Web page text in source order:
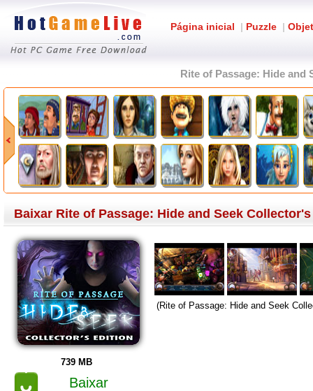
Página inicial | Puzzle |
Rite of Passage: Hide and
Baixar Rite of Passage: Hide and Seek
739 MB
Baixar
(Rite of Passage: Hide and Seek